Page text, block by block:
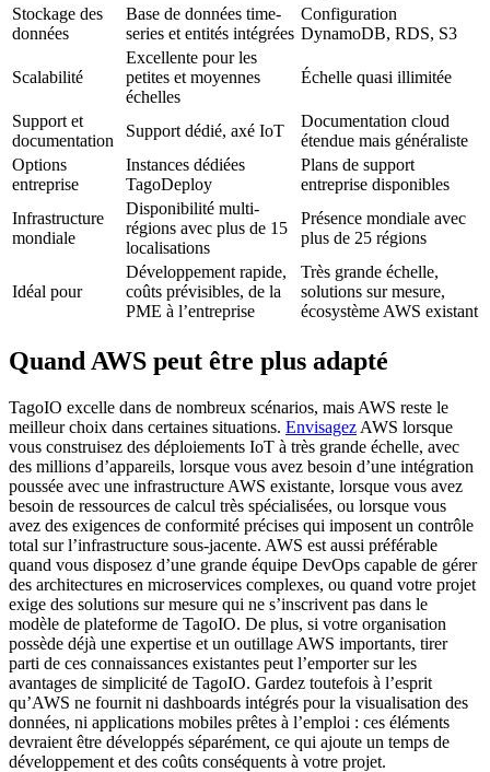
Stockage des
données
Base de données time-
series et entités intégrées
Configuration
DynamoDB, RDS, S3
Scalabilité
Excellente pour les
petites et moyennes
échelles
Échelle quasi illimitée
Support et
documentation
Support dédié, axé IoT
Documentation cloud
étendue mais généraliste
Options
entreprise
Instances dédiées
TagoDeploy
Plans de support
entreprise disponibles
Infrastructure
mondiale
Disponibilité multi-
régions avec plus de 15
localisations
Présence mondiale avec
plus de 25 régions
Idéal pour
Développement rapide,
coûts prévisibles, de la
PME à l’entreprise
Très grande échelle,
solutions sur mesure,
écosystème AWS existant
Quand AWS peut être plus adapté
TagoIO excelle dans de nombreux scénarios, mais AWS reste le
meilleur choix dans certaines situations. Envisagez AWS lorsque
vous construisez des déploiements IoT à très grande échelle, avec
des millions d’appareils, lorsque vous avez besoin d’une intégration
poussée avec une infrastructure AWS existante, lorsque vous avez
besoin de ressources de calcul très spécialisées, ou lorsque vous
avez des exigences de conformité précises qui imposent un contrôle
total sur l’infrastructure sous-jacente. AWS est aussi préférable
quand vous disposez d’une grande équipe DevOps capable de gérer
des architectures en microservices complexes, ou quand votre projet
exige des solutions sur mesure qui ne s’inscrivent pas dans le
modèle de plateforme de TagoIO. De plus, si votre organisation
possède déjà une expertise et un outillage AWS importants, tirer
parti de ces connaissances existantes peut l’emporter sur les
avantages de simplicité de TagoIO. Gardez toutefois à l’esprit
qu’AWS ne fournit ni dashboards intégrés pour la visualisation des
données, ni applications mobiles prêtes à l’emploi : ces éléments
devraient être développés séparément, ce qui ajoute un temps de
développement et des coûts conséquents à votre projet.